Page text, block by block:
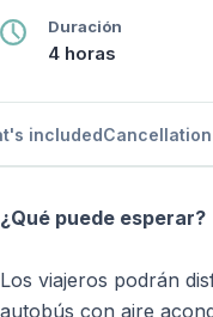
Duración
4 horas
included
¿Qué puede esperar?
Los viajeros podrán
autobús con aire